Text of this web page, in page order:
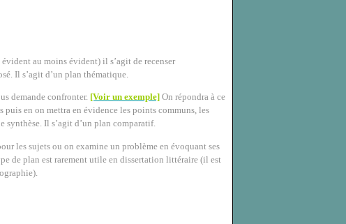
au moins évident) il s’agit de recenser
Il s’agit d’un plan thématique.
demande confronter. [Voir un exemple] On répondra à ce
en on mettra en évidence les points communs, les
synthèse. Il s’agit d’un plan comparatif.
les sujets ou on examine un problème en évoquant ses
de plan est rarement utile en dissertation littéraire (il est